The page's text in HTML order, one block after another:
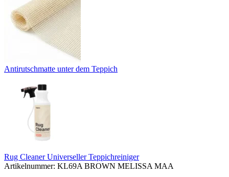
Antirutschmatte unter dem Teppich
Rug Cleaner Universeller Teppichreiniger
Artikelnummer: KL69A BROWN MELISSA MAA